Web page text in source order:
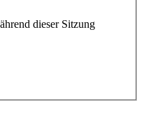
dieser Sitzung